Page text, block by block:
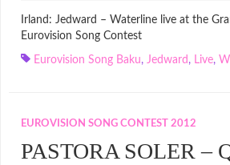
Irland: Jedward – Waterline live at the
Eurovision Song Contest
Eurovision Song Baku, Jedward , Live,
EUROVISION SONG CONTEST 2012
PASTORA SOLER –